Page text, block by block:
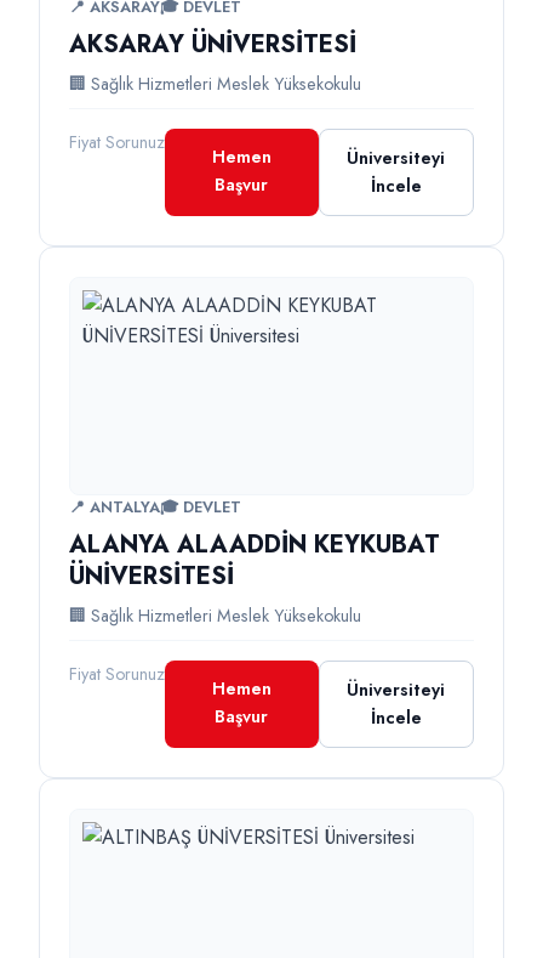
📍 AKSARAY🎓 DEVLET
AKSARAY ÜNİVERSİTESİ
🏢 Sağlık Hizmetleri Meslek Yüksekokulu
Fiyat Sorunuz
Hemen
Başvur
Üniversiteyi
İncele
📍 ANTALYA🎓 DEVLET
ALANYA ALAADDİN KEYKUBAT
ÜNİVERSİTESİ
🏢 Sağlık Hizmetleri Meslek Yüksekokulu
Fiyat Sorunuz
Hemen
Başvur
Üniversiteyi
İncele